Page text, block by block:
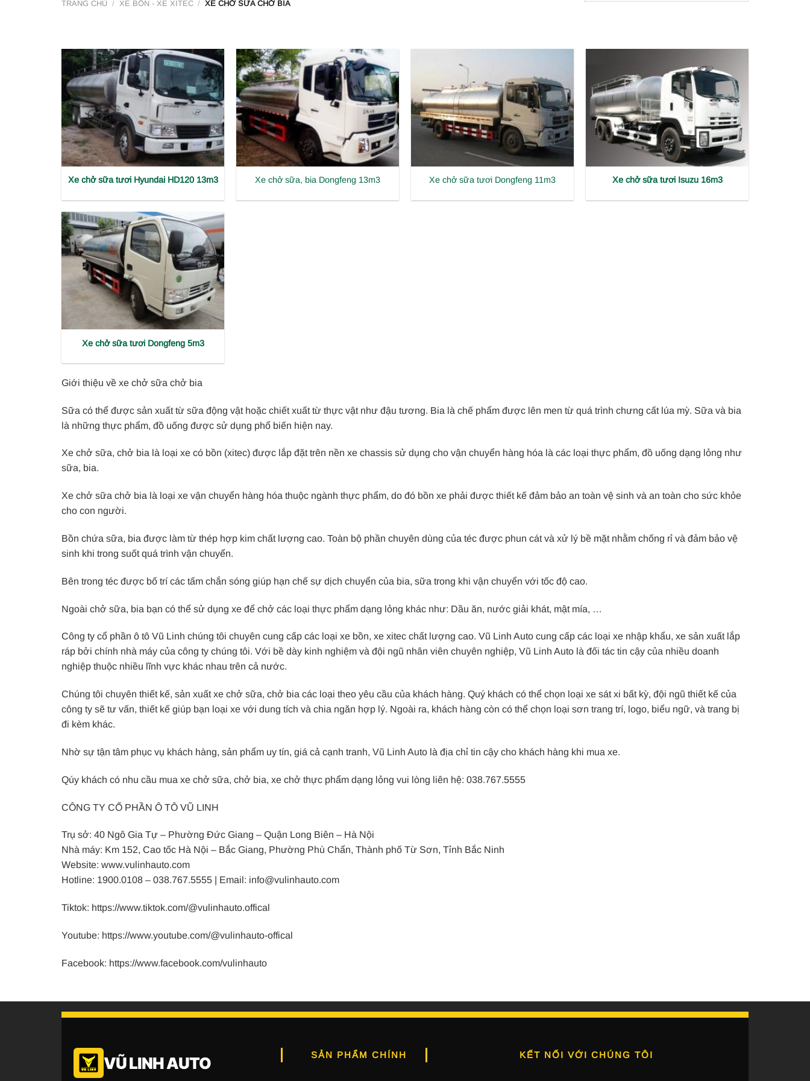
TRANG CHỦ / XE BỒN - XE XITEC / XE CHỞ SỮA CHỞ BIA
sắp
mới
Xe chở sữa tươi Hyundai HD120 13m3 Xe chở sữa, bia Dongfeng 13m3 Xe chở sữa tươi Dongfeng 11m3 Xe chở sữa tươi Isuzu 16m3
Xe chở sữa tươi Dongfeng 5m3
Giới thiệu về xe chở sữa chở bia
Sữa có thể được sản xuất từ sữa động vật hoặc chiết xuất từ thực vật như đậu tương. Bia là chế phẩm được lên men từ quá trình chưng cất lúa mỳ. Sữa và bia
là những thực phẩm, đồ uống được sử dụng phổ biến hiện nay.
Xe chở sữa, chở bia là loại xe có bồn (xitec) được lắp đặt trên nền xe chassis sử dụng cho vận chuyển hàng hóa là các loại thực phẩm, đồ uống dạng lỏng như
sữa, bia.
Xe chở sữa chở bia là loại xe vận chuyển hàng hóa thuộc ngành thực phẩm, do đó bồn xe phải được thiết kế đảm bảo an toàn vệ sinh và an toàn cho sức khỏe
cho con người.
Bồn chứa sữa, bia được làm từ thép hợp kim chất lượng cao. Toàn bộ phần chuyên dùng của téc được phun cát và xử lý bề mặt nhằm chống rỉ và đảm bảo vệ
sinh khi trong suốt quá trình vận chuyển.
Bên trong téc được bố trí các tấm chắn sóng giúp hạn chế sự dịch chuyển của bia, sữa trong khi vận chuyển với tốc độ cao.
Ngoài chở sữa, bia bạn có thể sử dụng xe để chở các loại thực phẩm dạng lỏng khác như: Dầu ăn, nước giải khát, mật mía, …
Công ty cổ phần ô tô Vũ Linh chúng tôi chuyên cung cấp các loại xe bồn, xe xitec chất lượng cao. Vũ Linh Auto cung cấp các loại xe nhập khẩu, xe sản xuất lắp
ráp bởi chính nhà máy của công ty chúng tôi. Với bề dày kinh nghiệm và đội ngũ nhân viên chuyên nghiệp, Vũ Linh Auto là đối tác tin cậy của nhiều doanh
nghiệp thuộc nhiều lĩnh vực khác nhau trên cả nước.
Chúng tôi chuyên thiết kế, sản xuất xe chở sữa, chở bia các loại theo yêu cầu của khách hàng. Quý khách có thể chọn loại xe sát xi bất kỳ, đội ngũ thiết kế của
công ty sẽ tư vấn, thiết kế giúp bạn loại xe với dung tích và chia ngăn hợp lý. Ngoài ra, khách hàng còn có thể chọn loại sơn trang trí, logo, biểu ngữ, và trang bị
đi kèm khác.
Nhờ sự tận tâm phục vụ khách hàng, sản phẩm uy tín, giá cả cạnh tranh, Vũ Linh Auto là địa chỉ tin cậy cho khách hàng khi mua xe.
Qúy khách có nhu cầu mua xe chở sữa, chở bia, xe chở thực phẩm dạng lỏng vui lòng liên hệ: 038.767.5555
CÔNG TY CỔ PHẦN Ô TÔ VŨ LINH
Trụ sở: 40 Ngô Gia Tự – Phường Đức Giang – Quận Long Biên – Hà Nội
Nhà máy: Km 152, Cao tốc Hà Nội – Bắc Giang, Phường Phù Chẩn, Thành phố Từ Sơn, Tỉnh Bắc Ninh
Website: www.vulinhauto.com
Hotline: 1900.0108 – 038.767.5555 | Email: info@vulinhauto.com
Tiktok: https://www.tiktok.com/@vulinhauto.offical
Youtube: https://www.youtube.com/@vulinhauto-offical
Facebook: https://www.facebook.com/vulinhauto
VŨ LINH AUTO SẢN PHẨM CHÍNH KẾT NỐI VỚI CHÚNG TÔI